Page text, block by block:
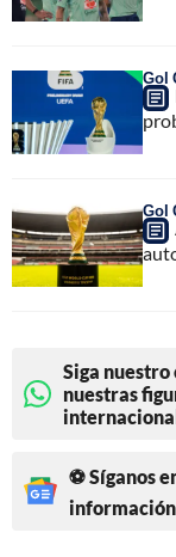
Gol
Gol
Siga
nuestras
⚽ Síganos